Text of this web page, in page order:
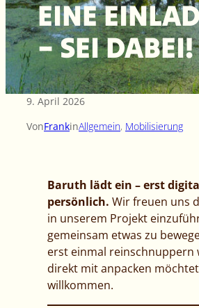
EINE
– SEI DABEI!
9. April 2026
VonFrankinAllgemein, Mobilisierung
Baruth lädt ein – erst
persönlich. Wir freuen uns
in unserem Projekt
gemeinsam etwas zu
erst einmal reinschnuppern
direkt mit anpacken
willkommen.